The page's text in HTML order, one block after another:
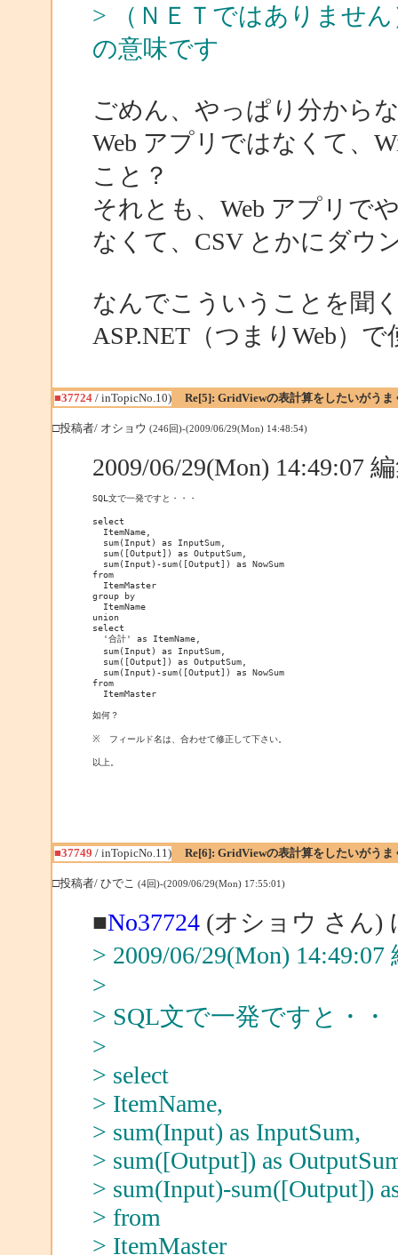
> （ＮＥＴではありませ
の意味です
ごめん、やっぱり分から
Web アプリではなくて、
こと？
それとも、Web アプリで
なくて、CSV とかにダウ
なんでこういうことを聞
ASP.NET（つまりWeb）
■37724/ inTopicNo.10) Re[5]: GridViewの表計算をしたいがうま
□投稿者/ オショウ (246回)-(2009/06/29(Mon) 14:48:54)
2009/06/29(Mon) 14:49:07
SQL文で一発ですと・・・
select
  ItemName,
  sum(Input) as InputSum,
  sum([Output]) as OutputSum,
  sum(Input)-sum([Output]) as NowSum
from
  ItemMaster
group by
  ItemName
union
select
  '合計' as ItemName,
  sum(Input) as InputSum,
  sum([Output]) as OutputSum,
  sum(Input)-sum([Output]) as NowSum
from
  ItemMaster
如何？
※　フィールド名は、合わせて修正して下さい。
以上。
■37749 / inTopicNo.11) Re[6]: GridViewの表計算をしたいがうま
□投稿者/ ひでこ (4回)-(2009/06/29(Mon) 17:55:01)
■No37724(オショウ さん)
> 2009/06/29(Mon)
>
> SQL文で一発ですと・・
>
> select
> ItemName,
> sum(Input) as InputSum,
> sum([Output]) as
> sum(Input)-sum([Output])
> from
> ItemMaster